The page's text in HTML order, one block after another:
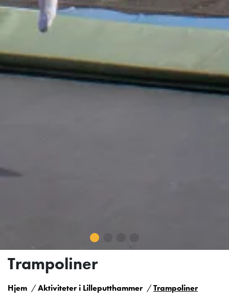
Trampoliner
Hjem Aktiviteter i Lilleputthammer Trampoliner